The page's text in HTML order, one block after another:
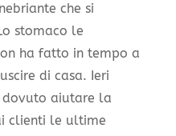
che si
stomaco le
ha fatto in tempo a
di casa. Ieri
aiutare la
clienti le ultime